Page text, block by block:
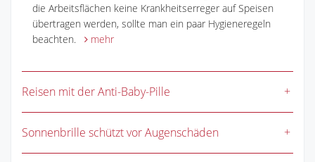
die Arbeitsflächen keine Krankheitserreger auf Speisen
übertragen werden, sollte man ein paar Hygieneregeln
beachten.
mehr
Reisen mit der Anti-Baby-Pille
Sonnenbrille schützt vor Augenschäden